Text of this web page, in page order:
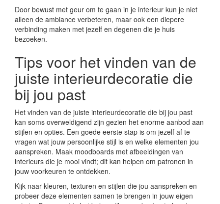
Door bewust met geur om te gaan in je interieur kun je niet
alleen de ambiance verbeteren, maar ook een diepere
verbinding maken met jezelf en degenen die je huis
bezoeken.
Tips voor het vinden van de
juiste interieurdecoratie die
bij jou past
Het vinden van de juiste interieurdecoratie die bij jou past
kan soms overweldigend zijn gezien het enorme aanbod aan
stijlen en opties. Een goede eerste stap is om jezelf af te
vragen wat jouw persoonlijke stijl is en welke elementen jou
aanspreken. Maak moodboards met afbeeldingen van
interieurs die je mooi vindt; dit kan helpen om patronen in
jouw voorkeuren te ontdekken.
Kijk naar kleuren, texturen en stijlen die jou aanspreken en
probeer deze elementen samen te brengen in jouw eigen